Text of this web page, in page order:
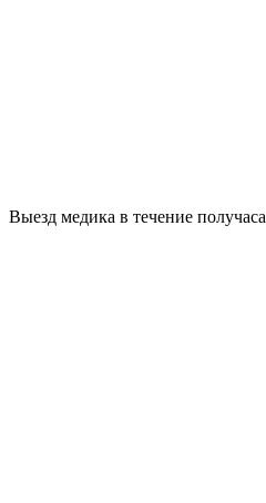
Выезд медика в течение получаса